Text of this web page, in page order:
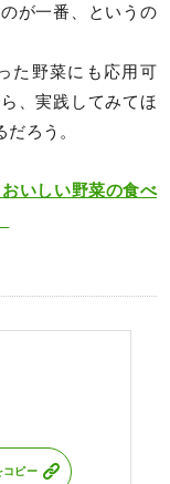
が一番、というの
た野菜にも応用可
、実践してみてほ
ろう。
いしい野菜の食べ
コピー